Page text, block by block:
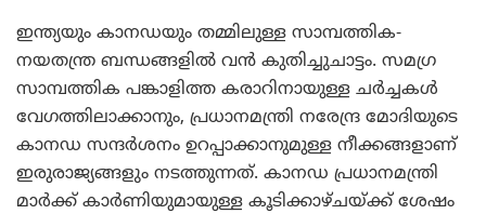
ഇന്ത്യയും കാനഡയും തമ്മിലുള്ള സാമ്പത്തിക-
നയതന്ത്ര ബന്ധങ്ങളിൽ വൻ കുതിച്ചുചാട്ടം. സമഗ്ര
സാമ്പത്തിക പങ്കാളിത്ത കരാറിനായുള്ള ചർച്ചകൾ
വേഗത്തിലാക്കാനും, പ്രധാനമന്ത്രി നരേന്ദ്ര മോദിയുടെ
കാനഡ സന്ദർശനം ഉറപ്പാക്കാനുമുള്ള നീക്കങ്ങളാണ്
ഇരുരാജ്യങ്ങളും നടത്തുന്നത്. കാനഡ പ്രധാനമന്ത്രി
മാർക്ക് കാർണിയുമായുള്ള കൂടിക്കാഴ്ചയ്ക്ക് ശേഷം